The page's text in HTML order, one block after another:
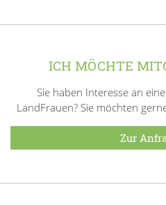
ICH MÖCHTE
Sie haben Interesse an
LandFrauen? Sie möchten
Zur